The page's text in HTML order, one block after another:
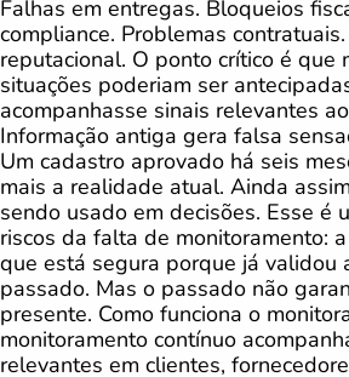
Falhas em entregas. Bloqueios
compliance. Problemas
reputacional. O ponto crítico é que
situações poderiam ser
acompanhasse sinais relevantes
Informação antiga gera falsa
Um cadastro aprovado há seis
mais a realidade atual. Ainda
sendo usado em decisões. Esse é
riscos da falta de monitoramento:
que está segura porque já validou
passado. Mas o passado não
presente. Como funciona o
monitoramento contínuo
relevantes em clientes,